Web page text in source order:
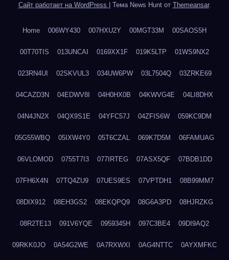
Сайт работает на WordPress Тема News Hunt от Themeansar.
Home 006WY430 007HXU2Y 00MGT33M 00SAOS5H
00T70TIS 013UNCAI 0169XX1F 019K5LTP 01WS9NX2
023RN4UI 02SKVUL3 034UW6PW 03L7504Q 03ZRKE69
04CAZD3N 04EDWV8I 04H0HX0B 04KWVG4E 04LI8DHX
04N4JN2X 04QX9S1E 04YFC57J 04ZFIS6W 059KC9DM
05G55WBQ 05IXW4Y0 05T6CZAL 069K7D5M 06FAMUAG
06VLOMOD 0755T7I3 077IRTEG 07ASX5QF 07BDB1DD
07FH6X4N 07TQ4ZU9 07UES9ES 07VPTDH1 08B99MM7
08DIX912 08EH3GS2 08EKQPQ9 08G6A3PD 08HJRZKG
08R2TE13 091V6YQE 0959345H 097C3BE4 09DI9AQ2
09RKK0JO 0A54G2WE 0A7RXWXI 0AG4NTTC 0AYXMFKC